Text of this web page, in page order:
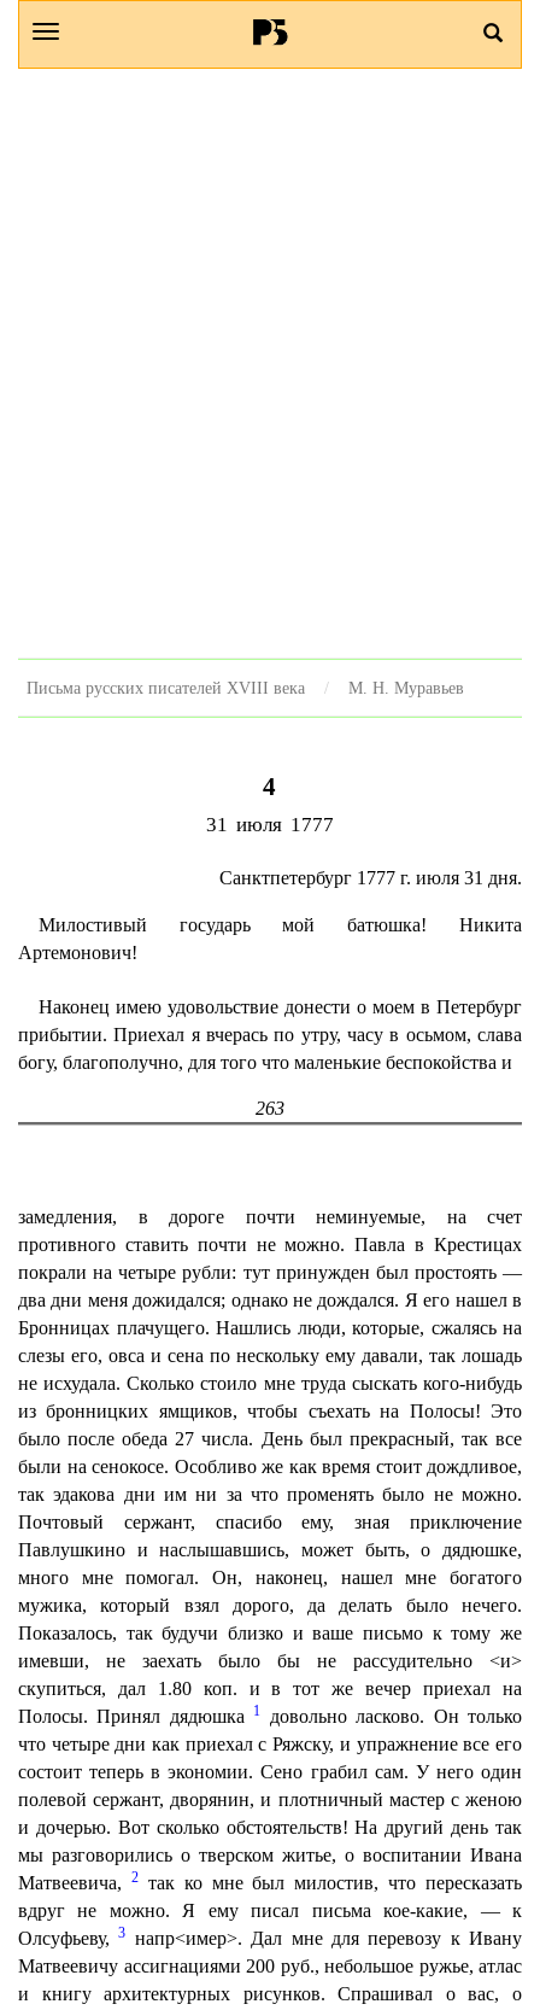
Письма русских писателей XVIII века M. H. Муравьев
4
31 июля 1777
Санктпетербург 1777 г. июля 31 дня.
Милостивый государь мой батюшка! Никита
Артемонович!
Наконец имею удовольствие донести о моем в Петербург
прибытии. Приехал я вчерась по утру, часу в осьмом, слава
богу, благополучно, для того что маленькие беспокойства и
263
замедления, в дороге почти неминуемые, на счет
противного ставить почти не можно. Павла в Крестицах
покрали на четыре рубли: тут принужден был простоять —
два дни меня дожидался; однако не дождался. Я его нашел в
Бронницах плачущего. Нашлись люди, которые, сжалясь на
слезы его, овса и сена по нескольку ему давали, так лошадь
не исхудала. Сколько стоило мне труда сыскать кого-нибудь
из бронницких ямщиков, чтобы съехать на Полосы! Это
было после обеда 27 числа. День был прекрасный, так все
были на сенокосе. Особливо же как время стоит дождливое,
так эдакова дни им ни за что променять было не можно.
Почтовый сержант, спасибо ему, зная приключение
Павлушкино и наслышавшись, может быть, о дядюшке,
много мне помогал. Он, наконец, нашел мне богатого
мужика, который взял дорого, да делать было нечего.
Показалось, так будучи близко и ваше письмо к тому же
имевши, не заехать было бы не рассудительно <и>
скупиться, дал 1.80 коп. и в тот же вечер приехал на
Полосы. Принял дядюшка
1
довольно ласково. Он только
что четыре дни как приехал с Ряжску, и упражнение все его
состоит теперь в экономии. Сено грабил сам. У него один
полевой сержант, дворянин, и плотничный мастер с женою
и дочерью. Вот сколько обстоятельств! На другий день так
мы разговорились о тверском житье, о воспитании Ивана
Матвеевича,
2так ко мне был милостив, что пересказать
вдруг не можно. Я ему писал письма кое-какие, — к
Олсуфьеву,3 напр<имер>. Дал мне для перевозу к Ивану
Матвеевичу ассигнациями 200 руб., небольшое ружье, атлас
и книгу архитектурных рисунков. Спрашивал о вас, о